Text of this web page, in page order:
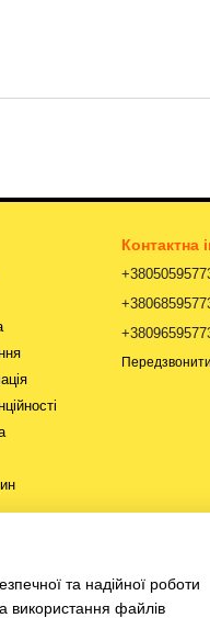
Контактна
та надійної роботи
використання файлів